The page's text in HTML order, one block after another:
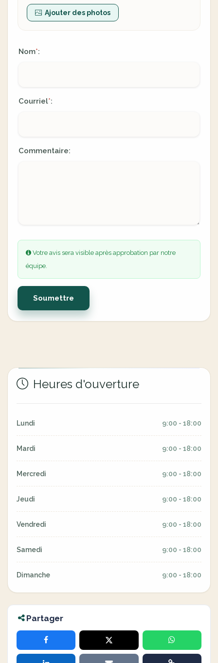
Ajouter des photos
Nom*:
Courriel*:
Commentaire:
Votre avis sera visible après approbation par notre
équipe.
Soumettre
Heures d'ouverture
Lundi 9:00 - 18:00
Mardi 9:00 - 18:00
Mercredi 9:00 - 18:00
Jeudi 9:00 - 18:00
Vendredi 9:00 - 18:00
Samedi 9:00 - 18:00
Dimanche 9:00 - 18:00
Partager